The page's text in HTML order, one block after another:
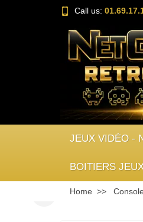
Call us:
JEUX VIDÉO -
BOITIERS
Home